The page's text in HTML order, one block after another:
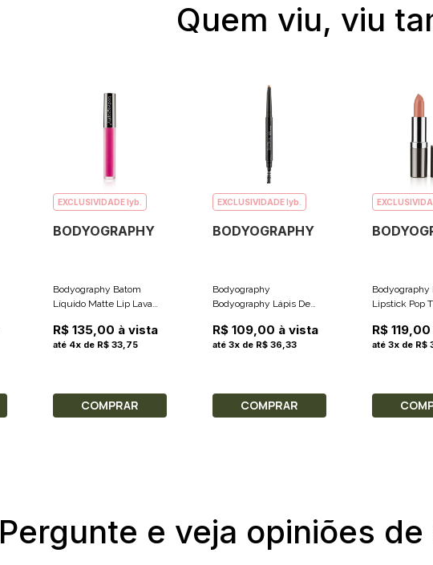
Quem viu, viu
EXCLUSIVIDADE lyb.
BODYOGRAPHY
Bodyography Batom
Líquido Matte Lip Lava
Fosco) 2.4ml
R$ 135,00 à vista
até 4x de R$ 33,75
COMPRAR
EXCLUSIVIDADE lyb.
BODYOGRAPHY
Bodyography
Bodyography Lápis De
Cor Taupe 0.2g
R$ 109,00 à vista
até 3x de R$ 36,33
COMPRAR
Bodyography
Lipstick Pop
Matte 3.7g
R$
até 3x de R$
Pergunte e veja opiniões